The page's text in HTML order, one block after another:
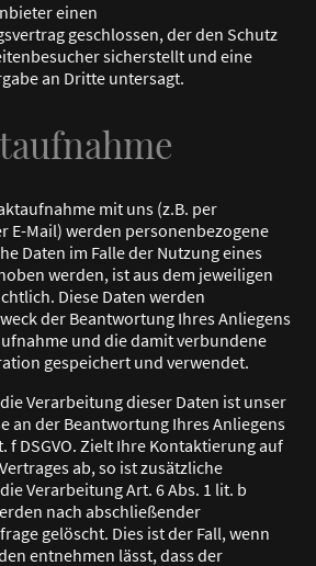
einen
geschlossen, der den Schutz
sicherstellt und eine
an Dritte untersagt.
mit uns (z.B. per
E-Mail) werden personenbezogene
Daten im Falle der Nutzung eines
werden, ist aus dem jeweiligen
Diese Daten werden
der Beantwortung Ihres Anliegens
und die damit verbundene
gespeichert und verwendet.
Verarbeitung dieser Daten ist unser
an der Beantwortung Ihres Anliegens
f DSGVO. Zielt Ihre Kontaktierung auf
ab, so ist zusätzliche
Verarbeitung Art. 6 Abs. 1 lit. b
nach abschließender
gelöscht. Dies ist der Fall, wenn
entnehmen lässt, dass der